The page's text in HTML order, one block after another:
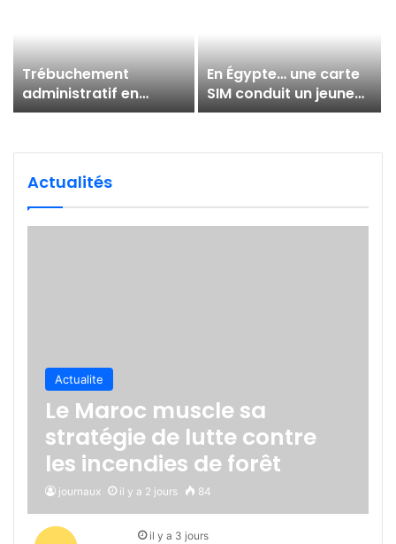
Maroc sur son Sahara
?
Trébuchement
administratif en
France : la justice
jeune homme rejeté
de la police en raison
d’une trace de prière
En Égypte… une carte
SIM conduit un jeune
homme à 25 ans de
Actualités
Actualite
Le Maroc muscle sa
stratégie de lutte contre
les incendies de forêt
journaux il y a 2 jours 84
il y a 3 jours